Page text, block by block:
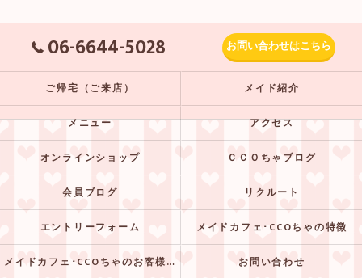
06-6644-5028 お問い合わせはこちら
ご帰宅（ご来店） メイド紹介
メニュー アクセス
オンラインショップ ＣＣＯちゃブログ
会員ブログ リクルート
エントリーフォーム メイドカフェ･CCOちゃの特徴
メイドカフェ･CCOちゃのお客様の声 お問い合わせ